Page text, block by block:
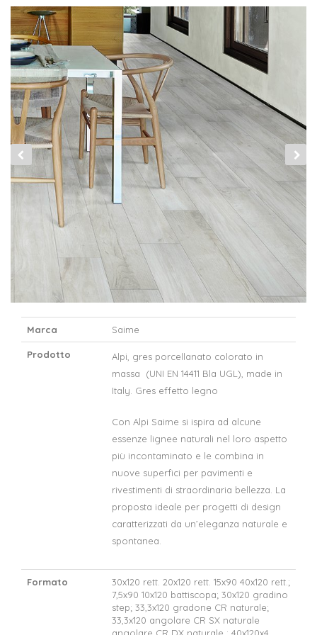
Marca Saime
Prodotto
Alpi, gres porcellanato colorato in
massa (UNI EN 14411 Bla UGL), made in
Italy. Gres effetto legno
Con Alpi Saime si ispira ad alcune
essenze lignee naturali nel loro aspetto
più incontaminato e le combina in
nuove superfici per pavimenti e
rivestimenti di straordinaria bellezza. La
proposta ideale per progetti di design
caratterizzati da un’eleganza naturale e
spontanea.
Formato
30x120 rett. 20x120 rett. 15x90 40x120 rett.;
7,5x90 10x120 battiscopa; 30x120 gradino
step; 33,3x120 gradone CR naturale;
33,3x120 angolare CR SX naturale